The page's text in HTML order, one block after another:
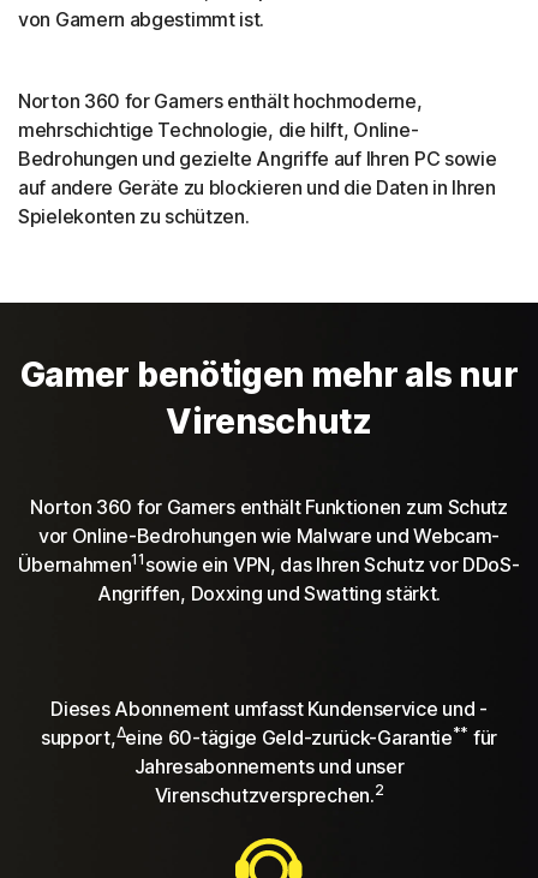
von Gamern abgestimmt ist.
Norton 360 for Gamers enthält hochmoderne,
mehrschichtige Technologie, die hilft, Online-
Bedrohungen und gezielte Angriffe auf Ihren PC sowie
auf andere Geräte zu blockieren und die Daten in Ihren
Spielekonten zu schützen.
Gamer benötigen mehr als nur
Virenschutz
Norton 360 for Gamers enthält Funktionen zum Schutz
vor Online-Bedrohungen wie Malware und Webcam-
Übernahmen11 sowie ein VPN, das Ihren Schutz vor DDoS-
Angriffen, Doxxing und Swatting stärkt.
Dieses Abonnement umfasst Kundenservice und -
support,Δeine 60-tägige Geld-zurück-Garantie** für
Jahresabonnements und unser
Virenschutzversprechen.2